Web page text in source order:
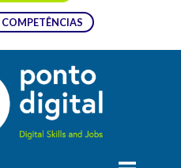
COMPETÊNCIAS